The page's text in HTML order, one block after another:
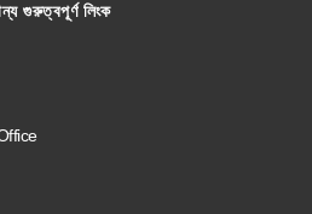
গুরুত্বপূর্ণ লিংক